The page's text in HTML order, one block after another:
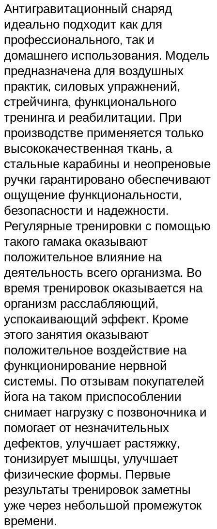
Антигравитационный снаряд
идеально подходит как для
профессионального, так и
домашнего использования. Модель
предназначена для воздушных
практик, силовых упражнений,
стрейчинга, функционального
тренинга и реабилитации. При
производстве применяется только
высококачественная ткань, а
стальные карабины и неопреновые
ручки гарантировано обеспечивают
ощущение функциональности,
безопасности и надежности.
Регулярные тренировки с помощью
такого гамака оказывают
положительное влияние на
деятельность всего организма. Во
время тренировок оказывается на
организм расслабляющий,
успокаивающий эффект. Кроме
этого занятия оказывают
положительное воздействие на
функционирование нервной
системы. По отзывам покупателей
йога на таком приспособлении
снимает нагрузку с позвоночника и
помогает от незначительных
дефектов, улучшает растяжку,
тонизирует мышцы, улучшает
физические формы. Первые
результаты тренировок заметны
уже через небольшой промежуток
времени.